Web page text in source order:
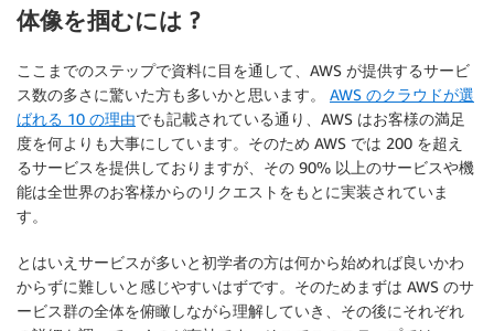
体像を掴むには ?
ここまでのステップで資料に目を通して、AWS が提供するサービ
ス数の多さに驚いた方も多いかと思います。 AWS のクラウドが選
ばれる 10 の理由でも記載されている通り、AWS はお客様の満足
度を何よりも大事にしています。そのため AWS では 200 を超え
るサービスを提供しておりますが、その 90% 以上のサービスや機
能は全世界のお客様からのリクエストをもとに実装されていま
す。
とはいえサービスが多いと初学者の方は何から始めれば良いかわ
からずに難しいと感じやすいはずです。そのためまずは AWS のサ
ービス群の全体を俯瞰しながら理解していき、その後にそれぞれ